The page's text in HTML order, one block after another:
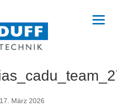
17. März 2026